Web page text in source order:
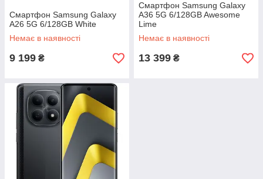
Смартфон Samsung Galaxy
A26 5G 6/128GB White
Немає в наявності
9 199 ₴
Смартфон Samsung Galaxy
A36 5G 6/128GB Awesome
Lime
Немає в наявності
13 399 ₴